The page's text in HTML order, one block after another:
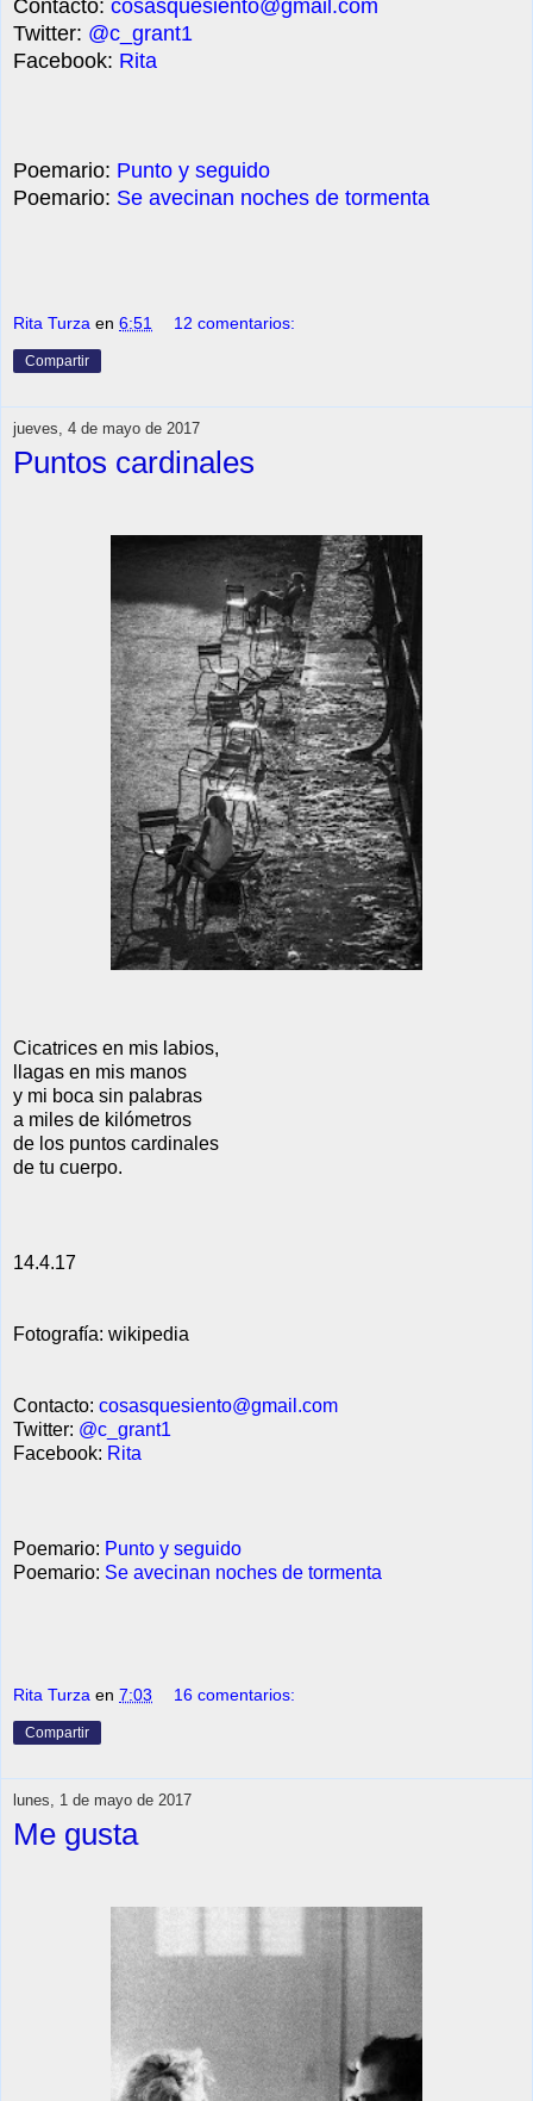
Contacto: cosasquesiento@gmail.com
Twitter: @c_grant1
Facebook: Rita
Poemario: Punto y seguido
Poemario: Se avecinan noches de tormenta
Rita Turza en 6:51 12 comentarios:
Compartir
jueves, 4 de mayo de 2017
Puntos cardinales
Cicatrices en mis labios,
llagas en mis manos
y mi boca sin palabras
a miles de kilómetros
de los puntos cardinales
de tu cuerpo.
14.4.17
Fotografía: wikipedia
Contacto: cosasquesiento@gmail.com
Twitter: @c_grant1
Facebook: Rita
Poemario: Punto y seguido
Poemario: Se avecinan noches de tormenta
Rita Turza en 7:03 16 comentarios:
Compartir
lunes, 1 de mayo de 2017
Me gusta